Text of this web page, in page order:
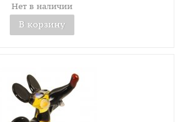
Нет в наличии
В корзину